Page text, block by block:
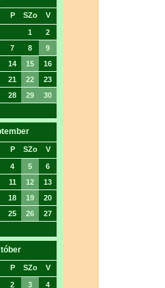
P SZo V
1
2
7 8
9
14 15
16
21 22
23
28 29
30
P SZo V
4 5
6
11 12
13
18 19
20
25 26
27
P SZo V
2 3
4